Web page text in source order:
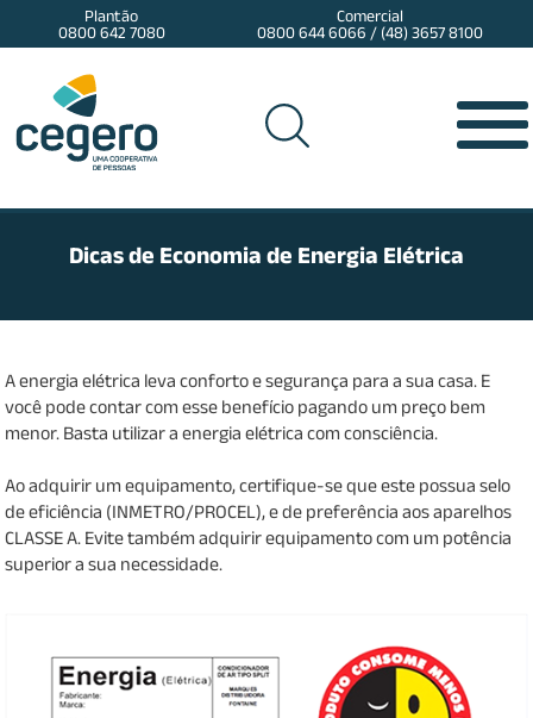
Plantão
0800 642 7080
Comercial
0800 644 6066 / (48) 3657 8100
Dicas de Economia de Energia Elétrica
A energia elétrica leva conforto e segurança para a sua casa. E
você pode contar com esse benefício pagando um preço bem
menor. Basta utilizar a energia elétrica com consciência.
Ao adquirir um equipamento, certifique-se que este possua selo
de eficiência (INMETRO/PROCEL), e de preferência aos aparelhos
CLASSE A. Evite também adquirir equipamento com um potência
superior a sua necessidade.